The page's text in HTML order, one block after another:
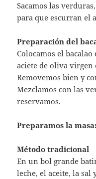
Sacamos las
para que escurran el
Preparación del
Colocamos el
aciete de oliva virgen
Removemos bien y
Mezclamos con las
reservamos.
Preparamos la masa:
Método tradicional
En un bol grande
leche, el aceite, la sal